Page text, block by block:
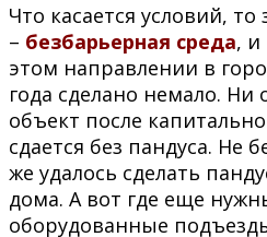
Что касается условий,
– безбарьерная среда, и
этом направлении в
года сделано немало.
объект после
сдается без пандуса. Не
же удалось сделать
дома. А вот где еще
оборудованные